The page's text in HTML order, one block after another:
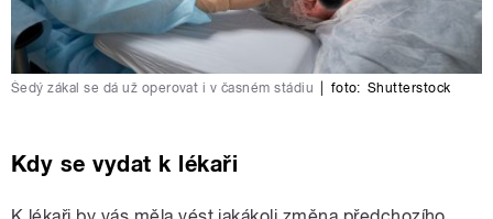
Šedý zákal se dá už operovat i v časném stádiu foto: Shutterstock
Kdy se vydat k lékaři